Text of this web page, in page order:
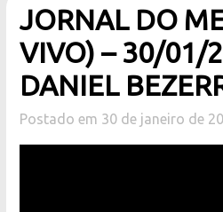
JORNAL DO
VIVO) – 30/01/
DANIEL
Postado em 30 de janeiro de